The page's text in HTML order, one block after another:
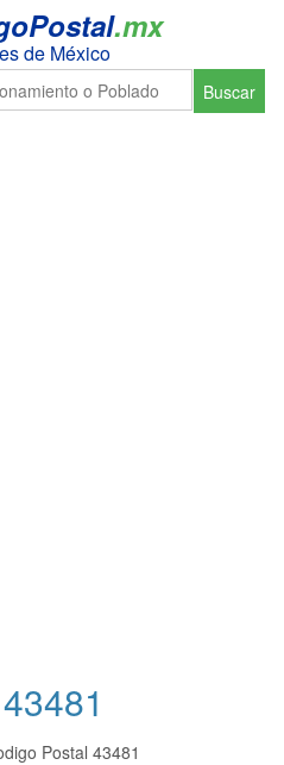
.mx
de México
Buscar
43481
Postal 43481